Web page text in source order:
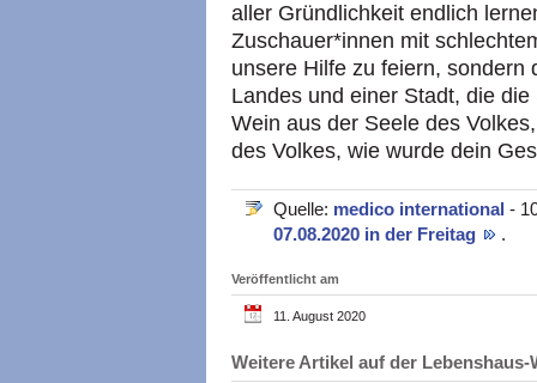
aller Gründlichkeit endlich
Zuschauer*innen mit
unsere Hilfe zu feiern, sondern
Landes und einer Stadt, die
Wein aus der Seele des
des Volkes, wie wurde dein
Quelle: medico international -
07.08.2020 in der Freitag
.
Veröffentlicht am
11. August 2020
Weitere Artikel auf der